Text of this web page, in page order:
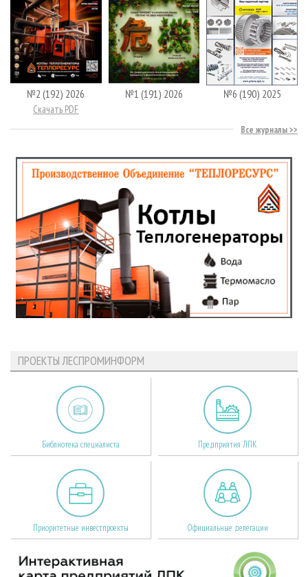
№2 (192) 2026
Скачать PDF
№1 (191) 2026 №6 (190) 2025
Все журналы
ПРОЕКТЫ ЛЕСПРОМИНФОРМ
Библиотека специалиста Предприятия ЛПК
Приоритетные инвестпроекты Официальные делегации